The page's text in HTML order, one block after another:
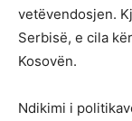
vetëvendosjen.
Serbisë, e cila
Kosovën.
Ndikimi i